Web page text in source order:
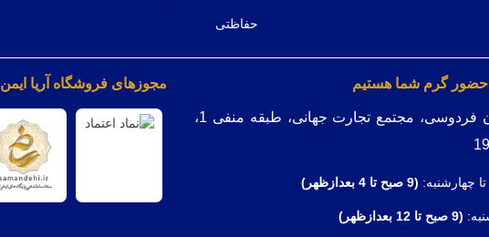
حفاظتی
حضور گرم شما هستیم
میدان فردوسی، مجتمع تجارت جهانی، طبقه منفی 1،
چهارشنبه: (9 صبح تا 4 بعدازظهر)
(9 صبح تا 12 بعدازظهر)
مجوزهای فروشگاه آریا ایمن